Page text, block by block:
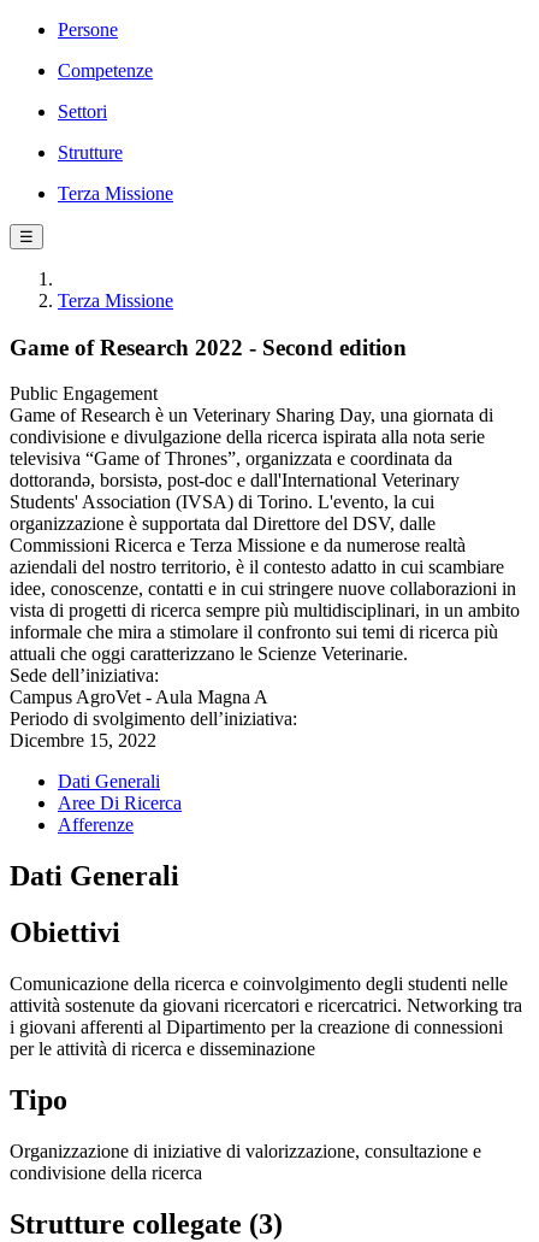
Persone
Competenze
Settori
Strutture
Terza Missione
☰
Terza Missione
Game of Research 2022 - Second edition
Public Engagement
Game of Research è un Veterinary Sharing Day, una giornata di
condivisione e divulgazione della ricerca ispirata alla nota serie
televisiva “Game of Thrones”, organizzata e coordinata da
dottorandǝ, borsistǝ, post-doc e dall'International Veterinary
Students' Association (IVSA) di Torino. L'evento, la cui
organizzazione è supportata dal Direttore del DSV, dalle
Commissioni Ricerca e Terza Missione e da numerose realtà
aziendali del nostro territorio, è il contesto adatto in cui scambiare
idee, conoscenze, contatti e in cui stringere nuove collaborazioni in
vista di progetti di ricerca sempre più multidisciplinari, in un ambito
informale che mira a stimolare il confronto sui temi di ricerca più
attuali che oggi caratterizzano le Scienze Veterinarie.
Sede dell’iniziativa:
Campus AgroVet - Aula Magna A
Periodo di svolgimento dell’iniziativa:
Dicembre 15, 2022
Dati Generali
Aree Di Ricerca
Afferenze
Dati Generali
Obiettivi
Comunicazione della ricerca e coinvolgimento degli studenti nelle
attività sostenute da giovani ricercatori e ricercatrici. Networking tra
i giovani afferenti al Dipartimento per la creazione di connessioni
per le attività di ricerca e disseminazione
Tipo
Organizzazione di iniziative di valorizzazione, consultazione e
condivisione della ricerca
Strutture collegate (3)